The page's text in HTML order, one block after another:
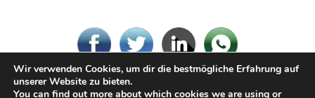
Wir verwenden Cookies, um dir die bestmögliche Erfahrung auf
unserer Website zu bieten.
You can find out more about which cookies we are using or